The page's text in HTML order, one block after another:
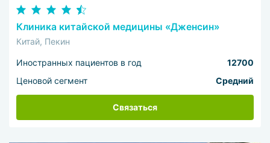
Клиника китайской медицины «Дженсин»
Китай, Пекин
Иностранных пациентов в год
12700
Ценовой сегмент
Средний
Связаться